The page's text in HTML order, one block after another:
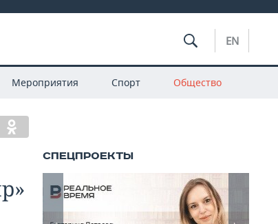
EN
Мероприятия Спорт Общество